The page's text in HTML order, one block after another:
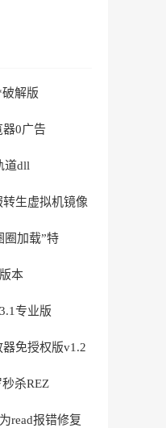
解版
器0广告
道dll
转生虚拟机镜像
圈加载”特
本
专业版
免授权版v1.2
杀REZ
read报错修复